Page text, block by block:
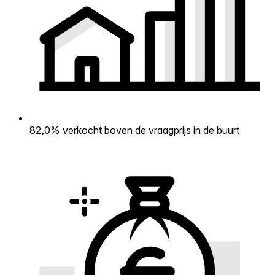
82,0% verkocht boven de vraagprijs in de buurt